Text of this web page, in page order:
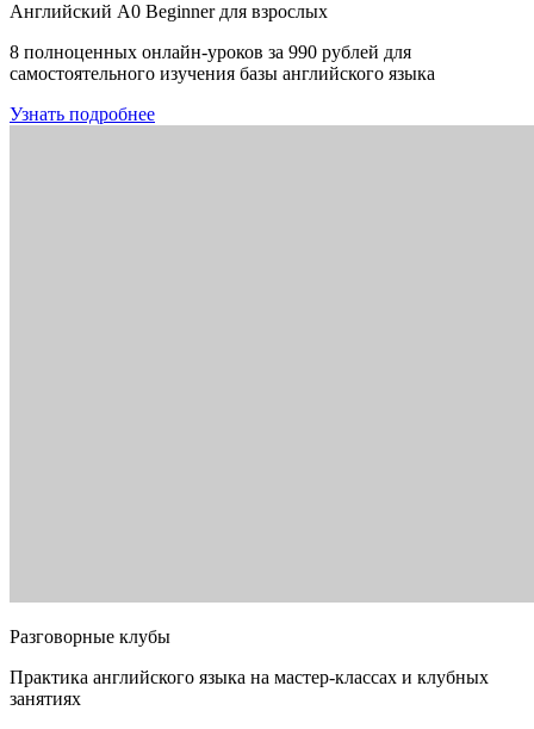
Английский A0 Beginner для взрослых
8 полноценных онлайн-уроков за 990 рублей для
самостоятельного изучения базы английского языка
Узнать подробнее
Разговорные клубы
Практика английского языка на мастер-классах и клубных
занятиях